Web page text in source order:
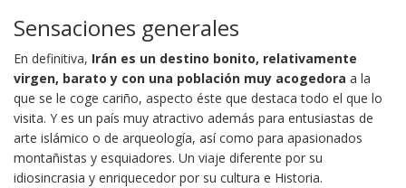
Sensaciones generales
En definitiva, Irán es un destino bonito, relativamente
virgen, barato y con una población muy acogedora a la
que se le coge cariño, aspecto éste que destaca todo el que lo
visita. Y es un país muy atractivo además para entusiastas de
arte islámico o de arqueología, así como para apasionados
montañistas y esquiadores. Un viaje diferente por su
idiosincrasia y enriquecedor por su cultura e Historia.